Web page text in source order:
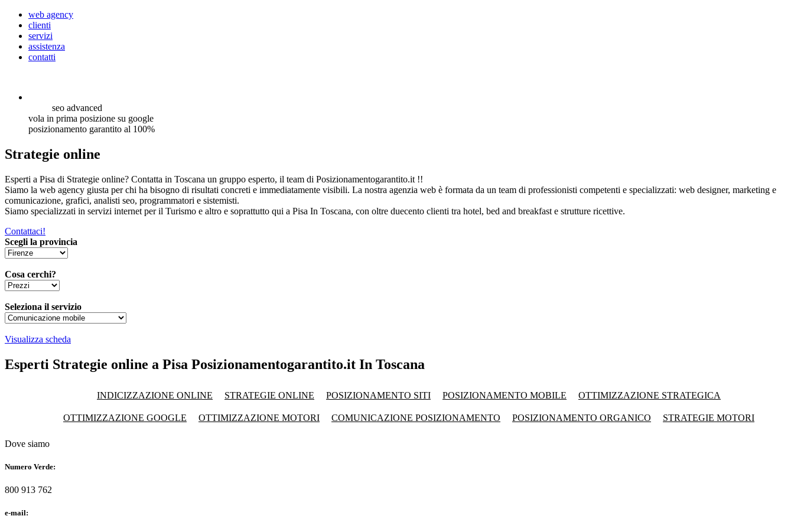
web agency
clienti
servizi
assistenza
contatti
seo advanced
vola in prima posizione su google
posizionamento garantito al 100%
Strategie online
Esperti a Pisa di Strategie online? Contatta in Toscana un gruppo esperto, il team di Posizionamentogarantito.it !!
Siamo la web agency giusta per chi ha bisogno di risultati concreti e immediatamente visibili. La nostra agenzia web è formata da un team di professionisti competenti e specializzati: web designer, marketing e
comunicazione, grafici, analisti seo, programmatori e sistemisti.
Siamo specializzati in servizi internet per il Turismo e altro e soprattutto qui a Pisa In Toscana, con oltre duecento clienti tra hotel, bed and breakfast e strutture ricettive.
Contattaci!
Scegli la provincia
Cosa cerchi?
Seleziona il servizio
Visualizza scheda
Esperti Strategie online a Pisa Posizionamentogarantito.it In Toscana
INDICIZZAZIONE ONLINE STRATEGIE ONLINE POSIZIONAMENTO SITI POSIZIONAMENTO MOBILE OTTIMIZZAZIONE STRATEGICA
OTTIMIZZAZIONE GOOGLE OTTIMIZZAZIONE MOTORI COMUNICAZIONE POSIZIONAMENTO POSIZIONAMENTO ORGANICO STRATEGIE MOTORI
Dove siamo
Numero Verde:
800 913 762
e-mail: